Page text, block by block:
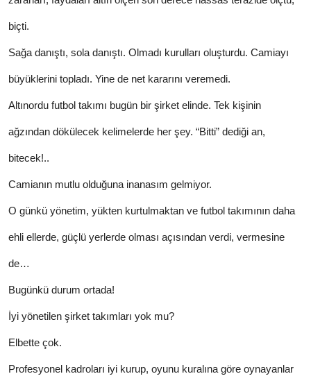
biçti.
Sağa danıştı, sola danıştı. Olmadı kurulları oluşturdu. Camiayı
büyüklerini topladı. Yine de net kararını veremedi.
Altınordu futbol takımı bugün bir şirket elinde. Tek kişinin
ağzından dökülecek kelimelerde her şey. “Bitti” dediği an,
bitecek!..
Camianın mutlu olduğuna inanasım gelmiyor.
O günkü yönetim, yükten kurtulmaktan ve futbol takımının daha
ehli ellerde, güçlü yerlerde olması açısından verdi, vermesine
de…
Bugünkü durum ortada!
İyi yönetilen şirket takımları yok mu?
Elbette çok.
Profesyonel kadroları iyi kurup, oyunu kuralına göre oynayanlar